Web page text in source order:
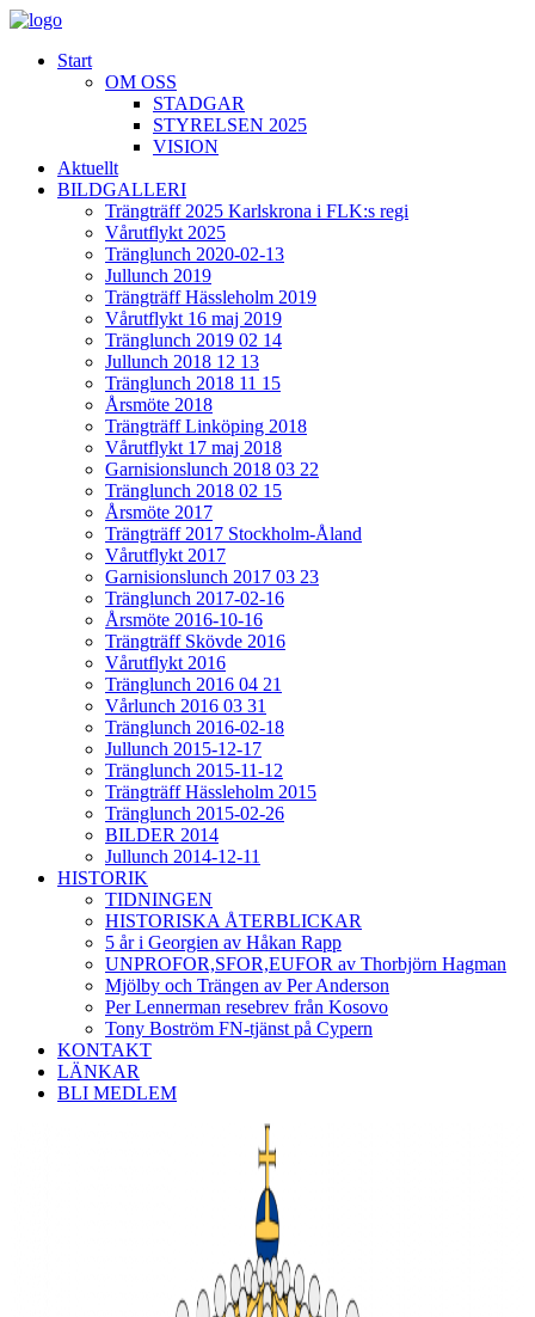
Start
OM OSS
STADGAR
STYRELSEN 2025
VISION
Aktuellt
BILDGALLERI
Trängträff 2025 Karlskrona i FLK:s regi
Vårutflykt 2025
Tränglunch 2020-02-13
Jullunch 2019
Trängträff Hässleholm 2019
Vårutflykt 16 maj 2019
Tränglunch 2019 02 14
Jullunch 2018 12 13
Tränglunch 2018 11 15
Årsmöte 2018
Trängträff Linköping 2018
Vårutflykt 17 maj 2018
Garnisionslunch 2018 03 22
Tränglunch 2018 02 15
Årsmöte 2017
Trängträff 2017 Stockholm-Åland
Vårutflykt 2017
Garnisionslunch 2017 03 23
Tränglunch 2017-02-16
Årsmöte 2016-10-16
Trängträff Skövde 2016
Vårutflykt 2016
Tränglunch 2016 04 21
Vårlunch 2016 03 31
Tränglunch 2016-02-18
Jullunch 2015-12-17
Tränglunch 2015-11-12
Trängträff Hässleholm 2015
Tränglunch 2015-02-26
BILDER 2014
Jullunch 2014-12-11
HISTORIK
TIDNINGEN
HISTORISKA ÅTERBLICKAR
5 år i Georgien av Håkan Rapp
UNPROFOR,SFOR,EUFOR av Thorbjörn Hagman
Mjölby och Trängen av Per Anderson
Per Lennerman resebrev från Kosovo
Tony Boström FN-tjänst på Cypern
KONTAKT
LÄNKAR
BLI MEDLEM